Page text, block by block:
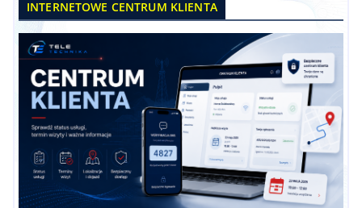
INTERNETOWE CENTRUM KLIENTA